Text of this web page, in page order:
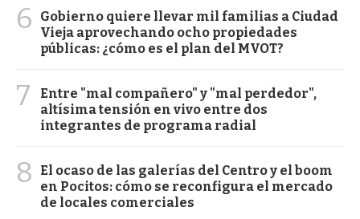
6
Gobierno quiere llevar mil familias a Ciudad
Vieja aprovechando ocho propiedades
públicas: ¿cómo es el plan del MVOT?
7
Entre "mal compañero" y "mal perdedor",
altísima tensión en vivo entre dos
integrantes de programa radial
8
El ocaso de las galerías del Centro y el boom
en Pocitos: cómo se reconfigura el mercado
de locales comerciales